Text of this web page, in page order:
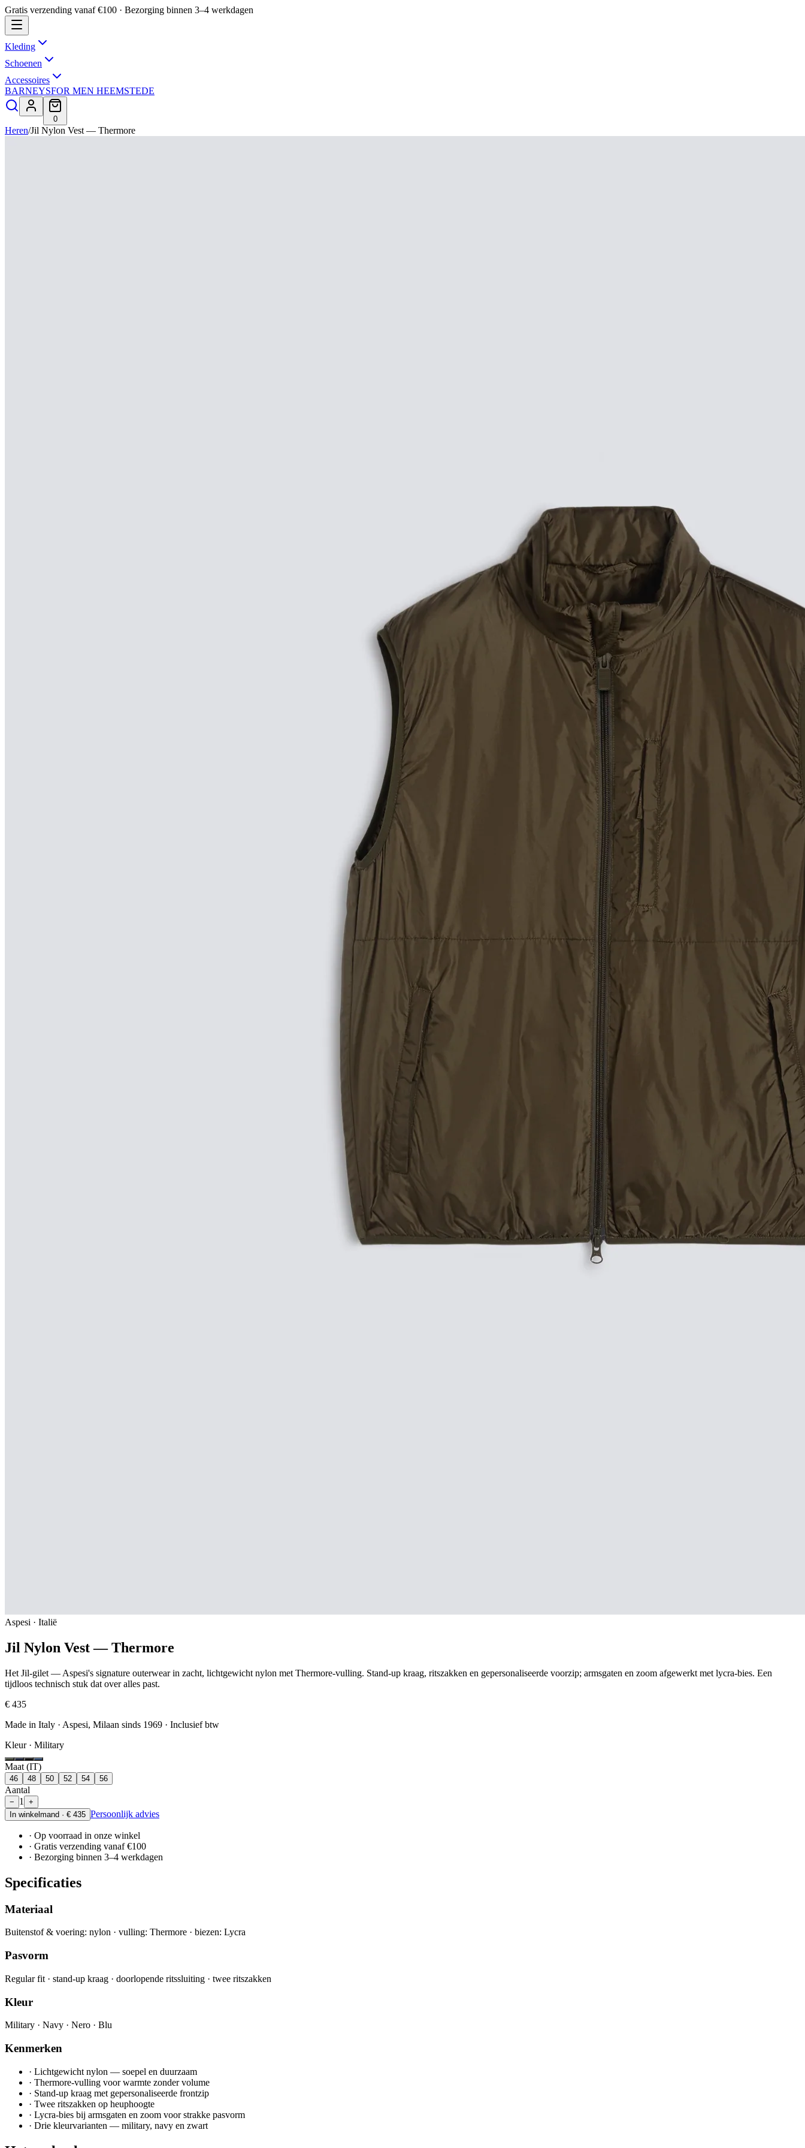
Gratis verzending vanaf €100 · Bezorging binnen 3–4 werkdagen
Kleding
Schoenen
Accessoires
BARNEYSFOR MEN HEEMSTEDE
0
Heren/Jil Nylon Vest — Thermore
Aspesi · Italië
Jil Nylon Vest — Thermore
Het Jil-gilet — Aspesi's signature outerwear in zacht, lichtgewicht nylon met Thermore-vulling. Stand-up kraag, ritszakken en gepersonaliseerde voorzip; armsgaten en zoom afgewerkt met lycra-bies. Een
tijdloos technisch stuk dat over alles past.
€ 435
Made in Italy · Aspesi, Milaan sinds 1969 · Inclusief btw
Kleur · Military
Maat (IT)
46 48 50 52 54 56
Aantal
− 1
+
In winkelmand · € 435 Persoonlijk advies
· Op voorraad in onze winkel
· Gratis verzending vanaf €100
· Bezorging binnen 3–4 werkdagen
Specificaties
Materiaal
Buitenstof & voering: nylon · vulling: Thermore · biezen: Lycra
Pasvorm
Regular fit · stand-up kraag · doorlopende ritssluiting · twee ritszakken
Kleur
Military · Navy · Nero · Blu
Kenmerken
· Lichtgewicht nylon — soepel en duurzaam
· Thermore-vulling voor warmte zonder volume
· Stand-up kraag met gepersonaliseerde frontzip
· Twee ritszakken op heuphoogte
· Lycra-bies bij armsgaten en zoom voor strakke pasvorm
· Drie kleurvarianten — military, navy en zwart